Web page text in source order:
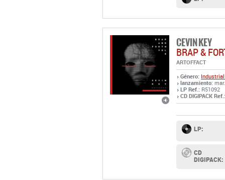
CEVIN KEY
BRAP &
ARTOFFACT
Género:
lanzamiento:
LP Ref.: R51092
CD DIGIPACK Ref.:
LP:
CD
DIGIPACK: